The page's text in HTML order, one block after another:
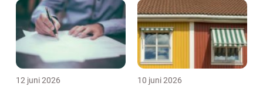
12 juni 2026 10 juni 2026